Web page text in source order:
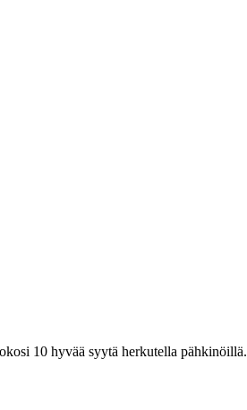
10 hyvää syytä herkutella pähkinöillä.